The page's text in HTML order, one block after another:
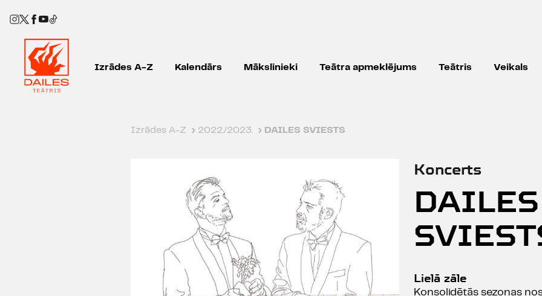
Izrādes A-Z Kalendārs Mākslinieki Teātra apmeklējums Teātris Veikals
Izrādes A-Z › 2022./2023. › DAILES SVIESTS
Koncerts
DAILES
Lielā zāle
Konsolidētās sezonas